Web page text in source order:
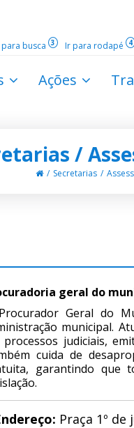
para busca 3 Ir para rodapé 4
Ações
/
Secretarias
geral do
Geral do
municipal.
processos judiciais,
cuida de
garantindo que
Praça 1º de